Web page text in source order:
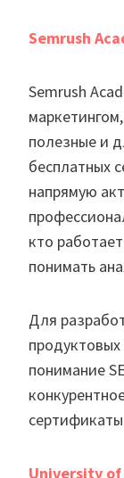
Semrush
Semrush
полезные и
бесплатных
напрямую
кто
понимать
Для
понимание
University